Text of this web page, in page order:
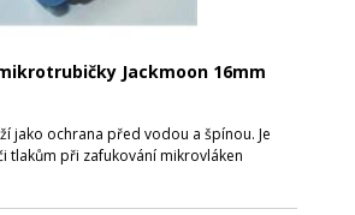
Jackmoon 16mm
jako ochrana před vodou a špínou. Je
tlakům při zafukování mikrovláken